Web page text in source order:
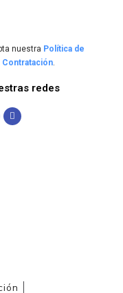
nuestra Política de
redes